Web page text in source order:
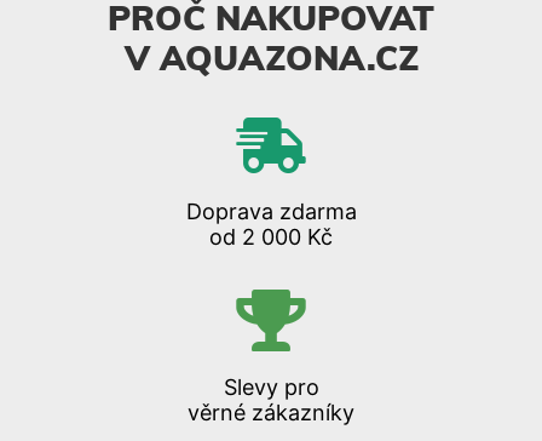
PROČ NAKUPOVAT
V AQUAZONA.CZ
Doprava zdarma
od 2 000 Kč
Slevy pro
věrné zákazníky